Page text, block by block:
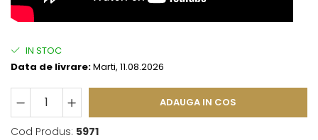
IN STOC
Data de livrare:Marti, 11.08.2026
ADAUGA IN COS
Cod Produs: 5971